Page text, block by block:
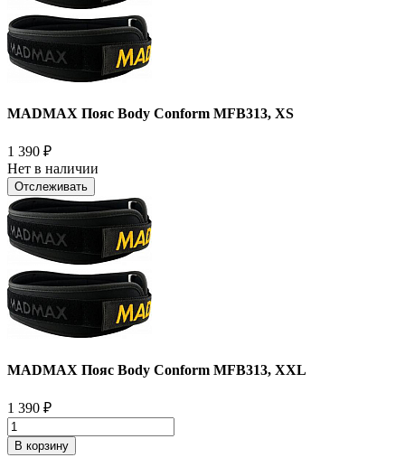
MADMAX Пояс Body Conform MFB313, XS
1 390 ₽
Нет в наличии
Отслеживать
MADMAX Пояс Body Conform MFB313, XXL
1 390 ₽
В корзину